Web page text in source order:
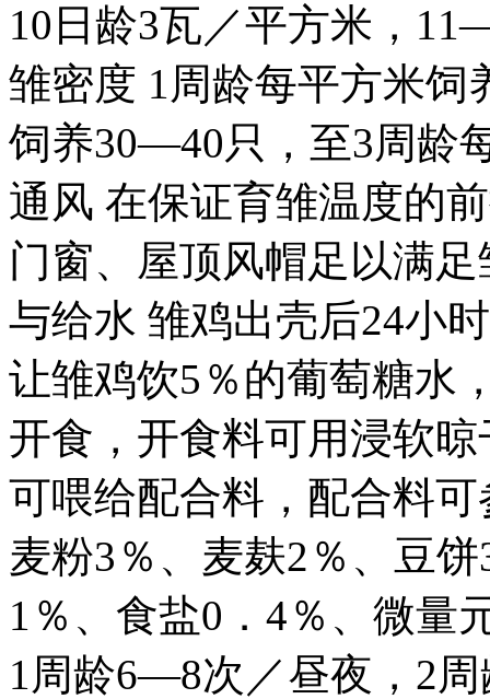
10日龄3瓦／平方米，
雏密度 1周龄每平方米
饲养30—40只，至3周龄
通风 在保证育雏温度的
门窗、屋顶风帽足以满
与给水 雏鸡出壳后24小
让雏鸡饮5％的葡萄糖
开食，开食料可用浸软
可喂给配合料，配合料
麦粉3％、麦麸2％、豆
1％、食盐0．4％、微量
1周龄6—8次／昼夜，2